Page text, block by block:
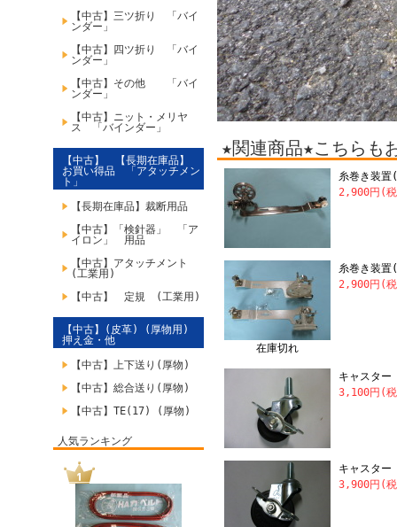
【中古】三ツ折り 「バイ
ンダー」
【中古】四ツ折り 「バイ
ンダー」
【中古】その他 「バイ
ンダー」
【中古】ニット・メリヤ
ス 「バインダー」
【中古】 【長期在庫品】
お買い得品 「アタッチメン
ト」
【長期在庫品】裁断用品
【中古】「検針器」 「ア
イロン」 用品
【中古】アタッチメント
(工業用)
【中古】 定規 (工業用)
【中古】(皮革) (厚物用)
押え金・他
【中古】上下送り(厚物)
【中古】総合送り(厚物)
【中古】TE(17) (厚物)
人気ランキング
★関連商品★こちら
糸巻き
2,900円(
在庫切れ
糸巻き装
2,900円(
キャスタ
3,100円(
キャスタ
3,900円(